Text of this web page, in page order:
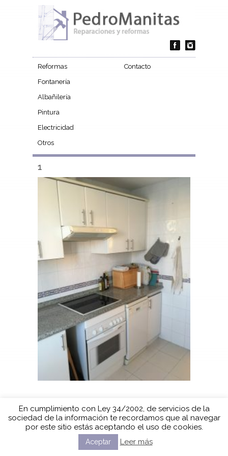
Reformas
Fontanería
Albañilería
Pintura
Electricidad
Otros
Contacto
1
En cumplimiento con Ley 34/2002, de servicios de la
sociedad de la información te recordamos que al navegar
por este sitio estás aceptando el uso de cookies.
Aceptar Leer más